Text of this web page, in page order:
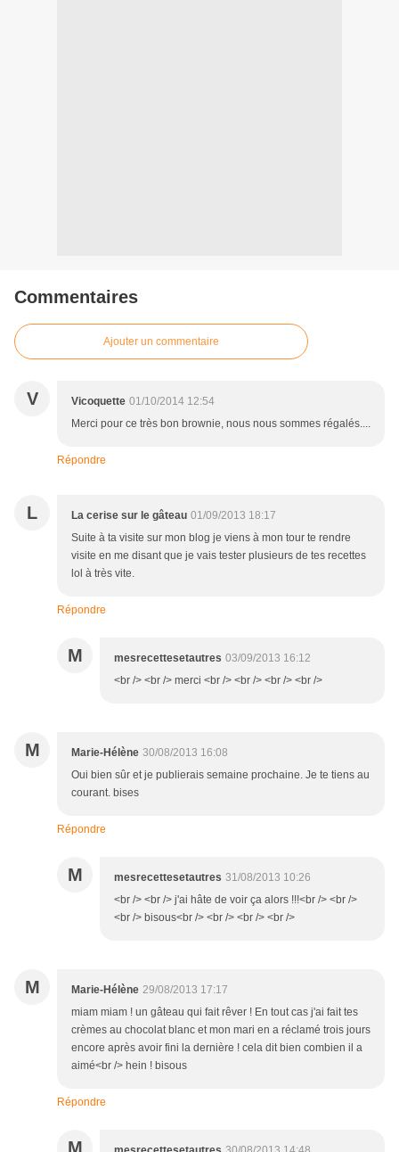
Commentaires
Ajouter un commentaire
V Vicoquette 01/10/2014 12:54
Merci pour ce très bon brownie, nous nous sommes régalés....
Répondre
L La cerise sur le gâteau 01/09/2013 18:17
Suite à ta visite sur mon blog je viens à mon tour te rendre
visite en me disant que je vais tester plusieurs de tes recettes
lol à très vite.
Répondre
M mesrecettesetautres 03/09/2013 16:12
<br /> <br /> merci <br /> <br /> <br /> <br />
M Marie-Hélène 30/08/2013 16:08
Oui bien sûr et je publierais semaine prochaine. Je te tiens au
courant. bises
Répondre
M mesrecettesetautres 31/08/2013 10:26
<br /> <br /> j'ai hâte de voir ça alors !!!<br /> <br />
<br /> bisous<br /> <br /> <br /> <br />
M Marie-Hélène 29/08/2013 17:17
miam miam ! un gâteau qui fait rêver ! En tout cas j'ai fait tes
crèmes au chocolat blanc et mon mari en a réclamé trois jours
encore après avoir fini la dernière ! cela dit bien combien il a
aimé<br /> hein ! bisous
Répondre
M